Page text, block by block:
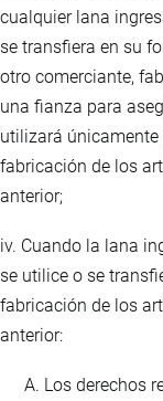
cualquier lana
se transfiera en su
otro comerciante,
una fianza para
utilizará
fabricación de los
anterior;
iv. Cuando la lana
se utilice o se
fabricación de los
anterior:
Los derechos